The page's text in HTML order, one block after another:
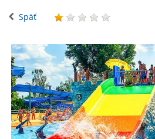
Späť